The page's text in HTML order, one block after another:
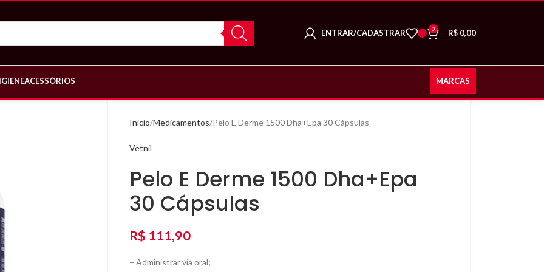
ENTRAR/CADASTRAR 0 R$ 0,00
ACESSÓRIOS MARCAS
Início Medicamentos Pelo E Derme 1500 Dha+Epa 30 Cápsulas
Vetnil
Pelo E Derme 1500 Dha+Epa
30 Cápsulas
R$ 111,90
– Administrar via oral;